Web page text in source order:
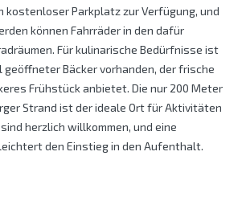
Parkplatz zur Verfügung, und
können Fahrräder in den dafür
Für kulinarische Bedürfnisse ist
geöffneter Bäcker vorhanden, der frische
Frühstück anbietet. Die nur 200 Meter
Strand ist der ideale Ort für Aktivitäten
herzlich willkommen, und eine
den Einstieg in den Aufenthalt.